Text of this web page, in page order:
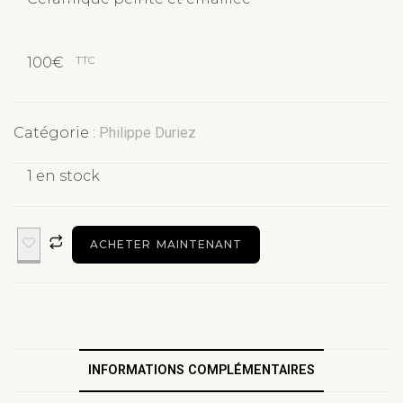
100€ TTC
Catégorie : Philippe Duriez
1 en stock
ACHETER MAINTENANT
INFORMATIONS COMPLÉMENTAIRES